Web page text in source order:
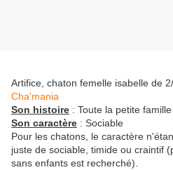
Artifice, chaton femelle isabelle de
Cha'mania
Son histoire : Toute la petite
Son caractère : Sociable
Pour les chatons, le caractère
juste de sociable, timide ou craintif
sans enfants est recherché).